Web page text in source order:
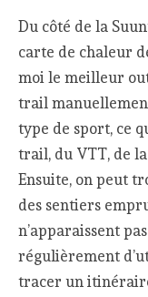
Du côté de la
carte de chaleur
moi le meilleur
trail
type de sport, ce
trail, du VTT, de
Ensuite, on peut
des sentiers
n’apparaissent
régulièrement
tracer un